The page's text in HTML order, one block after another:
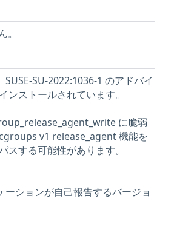
SUSE-SU-2022:1036-1 のアドバイ
ストールされています。
に脆弱
v1 release_agent 機能を
する可能性があります。
ションが自己報告するバージョ